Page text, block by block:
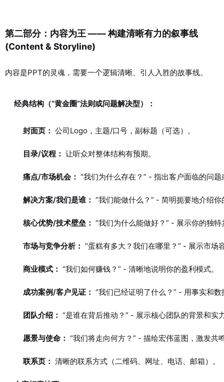
第二部分：内容为王 —— 构建清晰有力的叙事线
(Content & Storyline)
内容是PPT的灵魂，需要一个逻辑清晰、引人入胜的故事线。
经典结构（“黄金圈”法则或问题解决型）：
封面页： 公司Logo，主题/口号，副标题（可选）。
目录/议程： 让听众对整体结构有预期。
痛点/市场机会： “我们为什么存在？” - 指出客户面临的问
解决方案/我们是谁： “我们能做什么？” - 简明扼要地介绍
核心优势/技术壁垒： “我们为什么能做好？” - 展示你的独
市场与竞争分析： “蛋糕有多大？我们在哪里？” - 展示市
商业模式： “我们如何赚钱？” - 清晰地说明你的盈利模式。
成功案例/客户见证： “我们已经证明了什么？” - 用事实和
团队介绍： “是谁在背后推动？” - 展示核心团队的背景和实
愿景与使命： “我们将走向何方？” - 描绘宏伟蓝图，激发共
联系页： 清晰的联系方式（二维码、网址、电话、邮箱）。